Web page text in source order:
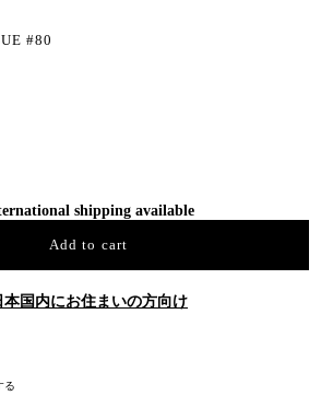
#80
shipping available
Add to cart
本国内にお住まいの方向け
る